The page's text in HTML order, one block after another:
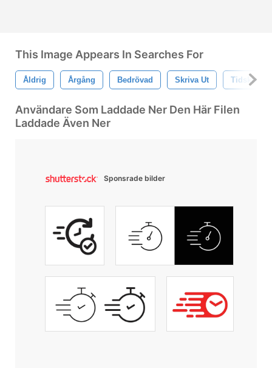
This Image Appears In Searches For
Åldrig Årgång Bedrövad Skriva Ut Tidskrift
Användare Som Laddade Ner Den Här Filen
Laddade Även Ner
Sponsrade bilder